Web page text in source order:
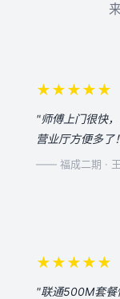
★★★★★
"师傅上门很快
营业厅方便多了
—— 福成二期 ·
★★★★★
"联通500M套餐